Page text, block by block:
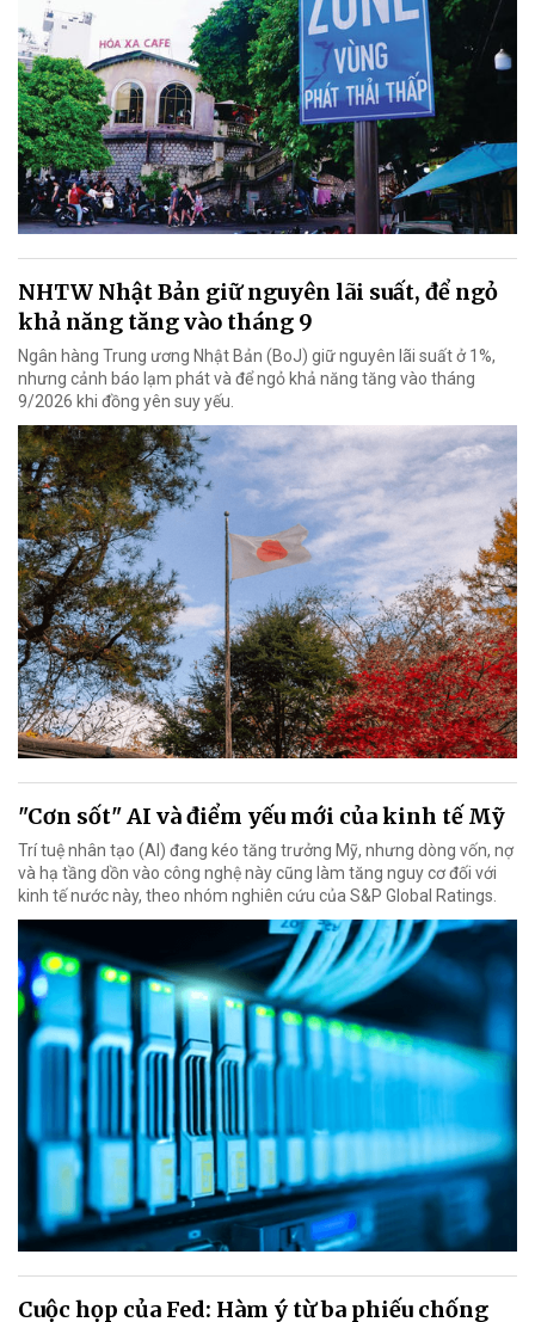
NHTW Nhật Bản giữ nguyên lãi suất, để ngỏ
khả năng tăng vào tháng 9
Ngân hàng Trung ương Nhật Bản (BoJ) giữ nguyên lãi suất ở 1%,
nhưng cảnh báo lạm phát và để ngỏ khả năng tăng vào tháng
9/2026 khi đồng yên suy yếu.
"Cơn sốt" AI và điểm yếu mới của kinh tế Mỹ
Trí tuệ nhân tạo (AI) đang kéo tăng trưởng Mỹ, nhưng dòng vốn, nợ
và hạ tầng dồn vào công nghệ này cũng làm tăng nguy cơ đối với
kinh tế nước này, theo nhóm nghiên cứu của S&P Global Ratings.
Cuộc họp của Fed: Hàm ý từ ba phiếu chống